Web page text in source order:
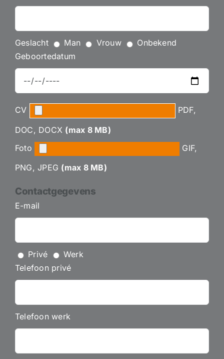
Geslacht Man Vrouw
Onbekend
Geboortedatum
CV
PDF,
DOC, DOCX (max 8MB)
Foto
GIF,
PNG, JPEG (max 8MB)
Contactgegevens
E-mail
Privé
Werk
Telefoon privé
Telefoon werk